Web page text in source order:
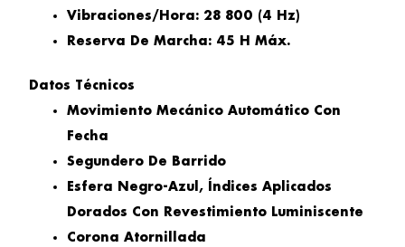
Vibraciones/hora: 28 800 (4 Hz)
Reserva De Marcha: 45 H Máx.
Datos Técnicos
Movimiento Mecánico Automático Con
Fecha
Segundero De Barrido
Esfera Negro-Azul, Índices Aplicados
Dorados Con Revestimiento Luminiscente
Corona Atornillada